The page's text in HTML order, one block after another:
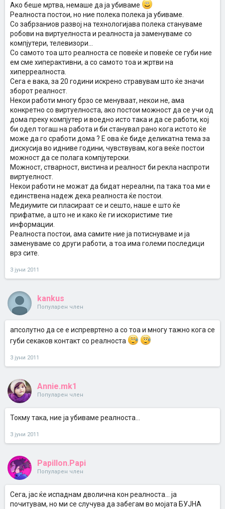
Ако беше мртва, немаше да ја убиваме
Реалноста постои, но ние полека полека ја убиваме.
Со забрзаниов развој на технологијава полека стануваме
робови на виртуелноста и реалноста ја заменуваме со
компјутери, телевизори...
Со самото тоа што реалноста се повеќе и повеќе се губи ние
ем сме хиперактивни, а со самото тоа и жртви на
хиперреалноста.
Сега е вака, за 20 години искрено стравувам што ќе значи
зборот реалност.
Некои работи многу брзо се менуваат, некои не, ама
конкретно со виртуелноста, ако постои можност да се учи од
дома преку компјутер и воедно исто така и да се работи, кој
би одел тогаш на работа и би станувал рано кога истото ќе
може да го сработи дома ? Е ова ќе биде деликатна тема за
дискусија во идниве години, чувствувам, кога веќе постои
можност да се полага компјутерски.
Можност, стварност, вистина и реалност би рекла наспроти
виртуелност.
Некои работи не можат да бидат нереални, па така тоа ми е
единствена надеж дека реалноста ќе постои.
Медиумите си пласираат се и сешто, наше е што ќе
прифатме, а што не и како ќе ги искористиме тие
информации.
Реалноста постои, ама самите ние ја потиснуваме и ја
заменуваме со други работи, а тоа има големи последици
врз сите.
3 јуни 2011
kankus
Популарен член
апсолутно да се е испревртено а со тоа и многу тажно кога се
губи секаков контакт со реалноста
3 јуни 2011
Annie.mk1
Популарен член
Токму така, ние ја убиваме реалноста...
3 јуни 2011
Papillon.Papi
Популарен член
Сега, јас ќе испаднам дволична кон реалноста... ја
почитувам, но ми се случува да забегам во мојата БУЈНА